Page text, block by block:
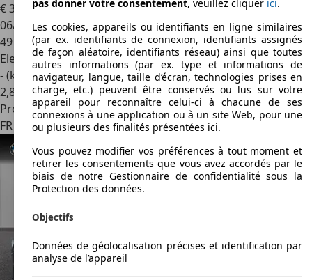
€ 34 8201
06/2023
49 309 km
Electrique
- (kWh/100 km)
2,8
Professionnel
FR 17300 Rochefort
pas donner votre consentement, veuillez cliquer ici.
Les cookies, appareils ou identifiants en ligne similaires
(par ex. identifiants de connexion, identifiants assignés
de façon aléatoire, identifiants réseau) ainsi que toutes
autres informations (par ex. type et informations de
navigateur, langue, taille d’écran, technologies prises en
charge, etc.) peuvent être conservés ou lus sur votre
appareil pour reconnaître celui-ci à chacune de ses
connexions à une application ou à un site Web, pour une
ou plusieurs des finalités présentées ici.
Vous pouvez modifier vos préférences à tout moment et
retirer les consentements que vous avez accordés par le
biais de notre Gestionnaire de confidentialité sous la
Protection des données.
Objectifs
Données de géolocalisation précises et identification par
analyse de l’appareil